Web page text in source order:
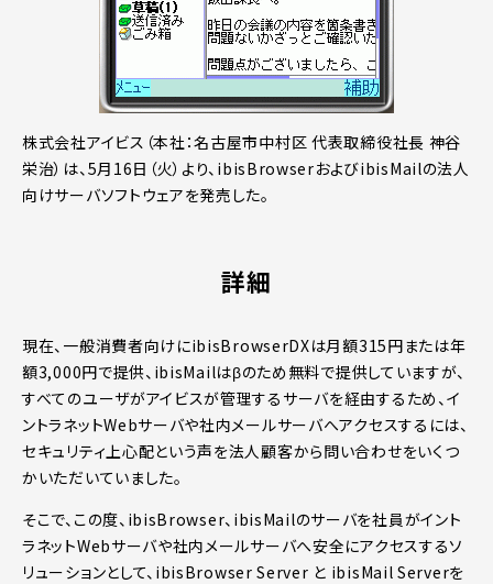
株式会社アイビス（本社：名古屋市中村区 代表取締役社長 神谷
栄治）は、5月16日（火）より、ibisBrowserおよびibisMailの法人
向けサーバソフトウェアを発売した。
詳細
現在、一般消費者向けにibisBrowserDXは月額315円または年
額3,000円で提供、ibisMailはβのため無料で提供していますが、
すべてのユーザがアイビスが管理するサーバを経由するため、イ
ントラネットWebサーバや社内メールサーバへアクセスするには、
セキュリティ上心配という声を法人顧客から問い合わせをいくつ
かいただいていました。
そこで、この度、ibisBrowser、ibisMailのサーバを社員がイント
ラネットWebサーバや社内メールサーバへ安全にアクセスするソ
リューションとして、ibisBrowser Server と ibisMail Serverを